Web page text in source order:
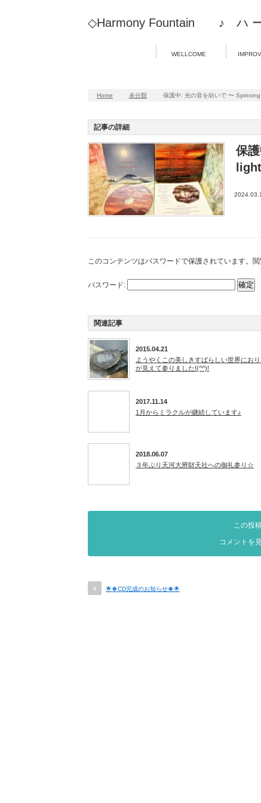
◇Harmony Fountain ♪ ハ
WELLCOME
Home 未分類 保護中: 光の音を紡いで 〜
記事の詳細
保
このコンテンツはパスワードで保護されています。
パスワード:
関連記事
2015.04.21
ようやくこの美しきすばらしい世界にお
が見えて参りました!(^^)!
2017.11.14
1月からミラクルが継続しています♪
2018.06.07
３年ぶり天河大辨財天社への御礼参り☆
この投
コメントを
🌟🍀CD完成のお知らせ🍀🌟